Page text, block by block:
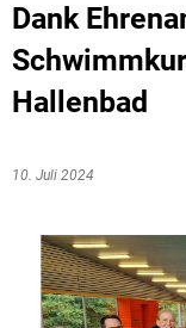
Dank
Hallenbad
10. Juli 2024